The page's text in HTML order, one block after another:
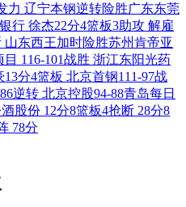
力 辽宁本钢逆转险胜广东东莞
行 徐杰22分4篮板3助攻 解雇
山东西王加时险胜苏州肯帝亚
目 116-101战胜 浙江东阳光药
13分4篮板 北京首钢111-97战
逆转 北京控股94-88青岛每日
股份 12分8篮板4抢断 28分8
78分